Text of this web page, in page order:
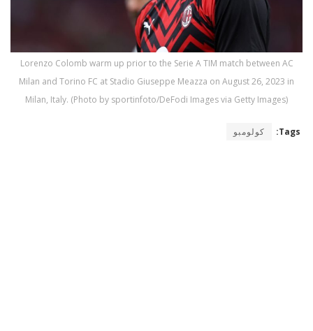
Lorenzo Colomb warm up prior to the Serie A TIM match between AC
Milan and Torino FC at Stadio Giuseppe Meazza on August 26, 2023 in
Milan, Italy. (Photo by sportinfoto/DeFodi Images via Getty Images)
Tags: كولومبو